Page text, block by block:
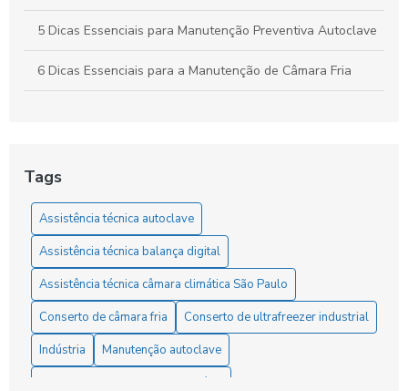
5 Dicas Essenciais para Manutenção Preventiva Autoclave
6 Dicas Essenciais para a Manutenção de Câmara Fria
6 Dicas para Encontrar a Melhor Assistência Técnica para
Estufas
6 Dicas para Escolher a Melhor Assistência Técnica
Autoclave
6 Dicas para Escolher a Melhor Assistência Técnica de
Autoclave
6 Passos Essenciais para a Manutenção de Equipamentos
Tags
Assistência técnica autoclave
Assistência técnica balança digital
Assistência técnica câmara climática São Paulo
Conserto de câmara fria
Conserto de ultrafreezer industrial
Indústria
Manutenção autoclave
Manutenção centrifuga laboratório